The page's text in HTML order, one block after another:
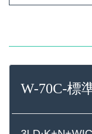
W-70C-標